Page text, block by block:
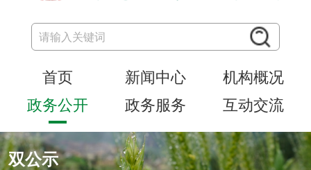
首页 新闻中心
机构概况
政务公开
政务服务 互动交流
双公示